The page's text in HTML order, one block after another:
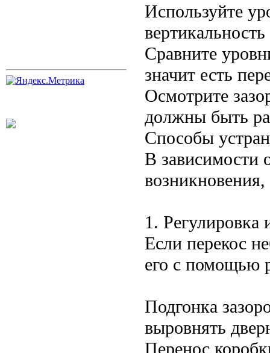
Используйте
Сравните
значит есть
Осмотрите
должны быть
Способы
В зависимости
1.
Если перекос
его с помощью
Подгонка
выровнять
Перенос